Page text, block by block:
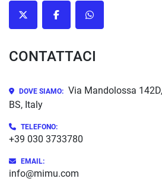
twitter facebookwhatsapp
CONTATTACI
DOVE SIAMO: Via Mandolossa
BS, Italy
TELEFONO:
+39 030 3733780
EMAIL:
info@mimu.com